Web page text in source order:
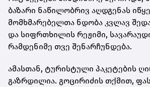
ბაზარი ნაწილობრივ აღდგენას
მომხმარებელთა ნდობა კვლავ
და სიფრთხილის რეჟიმი,
რამდენიმე თვე შენარჩუნდება.
ამასთან, ტურისტული პაკეტების
გაზრდილია. გოცირიძის თქმით,